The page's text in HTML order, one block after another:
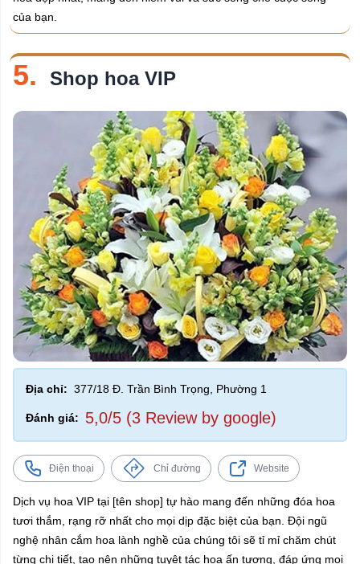
của bạn.
5. Shop hoa VIP
Địa chỉ: 377/18 Đ. Trần Bình Trọng, Phường 1
Đánh giá: 5,0/5 (3 Review by google)
Điện thoại Chỉ đường Website
Dịch vụ hoa VIP tại [tên shop] tự hào mang đến những đóa hoa
tươi thắm, rạng rỡ nhất cho mọi dịp đặc biệt của bạn. Đội ngũ
nghệ nhân cắm hoa lành nghề của chúng tôi sẽ tỉ mỉ chăm chút
từng chi tiết, tạo nên những tuyệt tác hoa ấn tượng, đáp ứng mọi